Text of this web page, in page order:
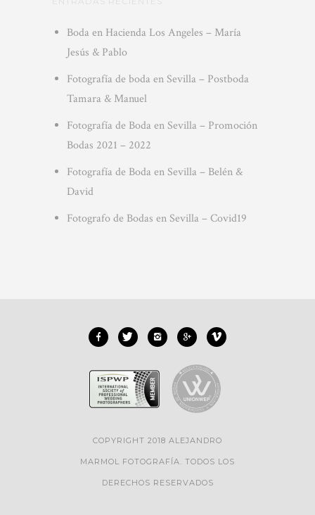
Boda en Hacienda Los Angeles – María
Jesús & Pablo
Fotografía de boda en Sevilla – Postboda
Tamara & Manuel
Fotografía de Boda en Sevilla – Promoción
Bodas 2021 – 2022
Fotografía de Boda en Sevilla – Belén &
David
Fotografo de Bodas en Sevilla – Covid19
COPYRIGHT 2018 ALEJANDRO
MARMOL FOTOGRAFÍA. TODOS LOS
DERECHOS RESERVADOS